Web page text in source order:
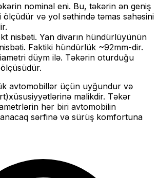
nominal eni. Bu, təkərin ən geniş
ölçüdür və yol səthində təmas sahəsini
nisbəti. Yan divarın hündürlüyünün
Faktiki hündürlük ~92mm-dir.
düym ilə. Təkərin oturduğu
avtomobillər üçün uyğundur və
xüsusiyyətlərinə malikdir. Təkər
hər biri avtomobilin
sərfinə və sürüş komfortuna